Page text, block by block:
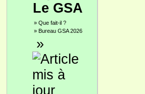
Le GSA
» Que fait-il ?
» Bureau GSA 2026
»